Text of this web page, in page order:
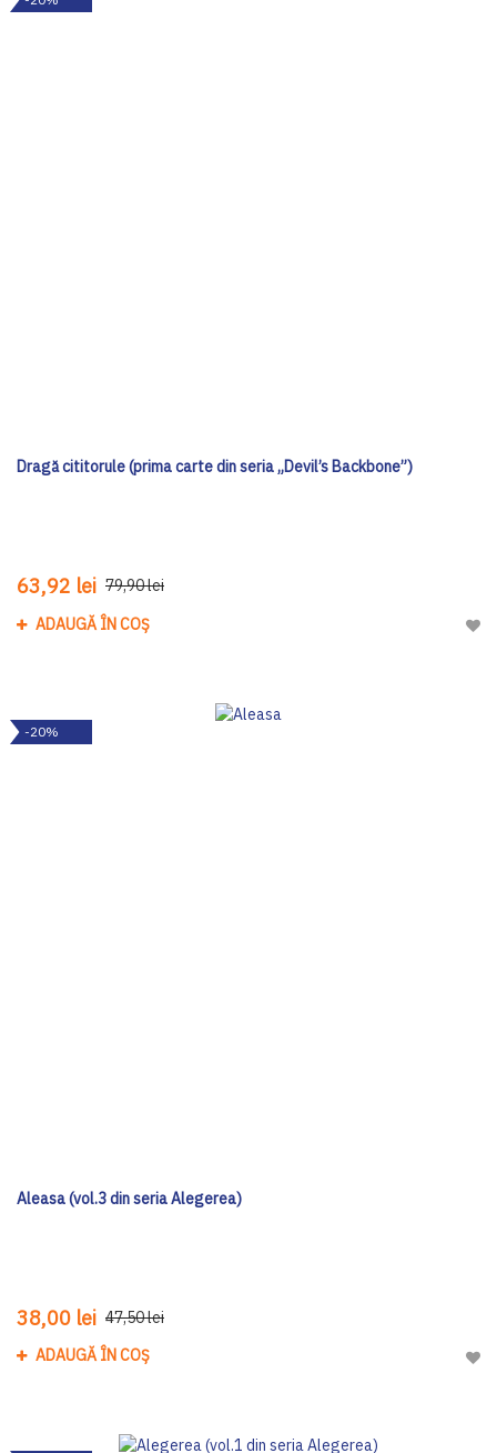
Dragă cititorule (prima carte din seria „Devil’s Backbone”)
63,92 lei 79,90 lei
ADAUGĂ ÎN COȘ
-20%
Aleasa (vol.3 din seria Alegerea)
38,00 lei 47,50 lei
ADAUGĂ ÎN COȘ